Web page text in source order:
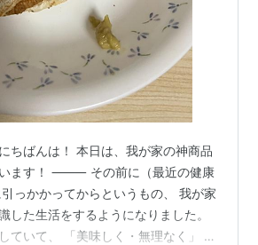
ちばんは！ 本日は、我が家の神商品
います！ ⸻ その前に（最近の健康
っかかってからというもの、 我が家
した生活をするようになりました。
ていて、 「美味しく・無理なく」 を